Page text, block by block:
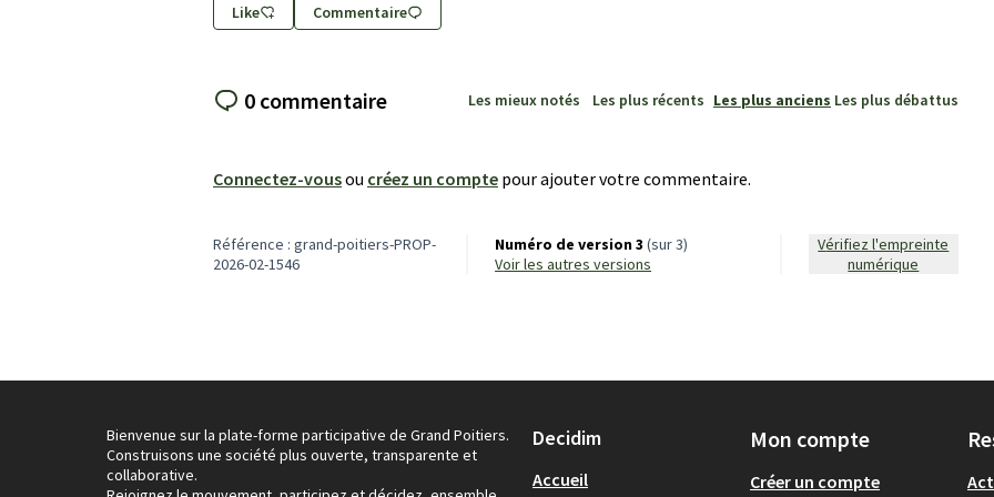
Like Commentaire
0 commentaire Les mieux notés Les plus récents Les plus anciens Les plus débattus
Connectez-vousou créez un compte pour ajouter votre commentaire.
Référence : grand-poitiers-PROP-
2026-02-1546
Numéro de version 3 (sur 3)
voir les autres versions
Vérifiez l'empreinte
numérique
Bienvenue sur la plate-forme participative de Grand Poitiers.
Construisons une société plus ouverte, transparente et
collaborative.
Decidim
Accueil
Mon compte
Créer un compte